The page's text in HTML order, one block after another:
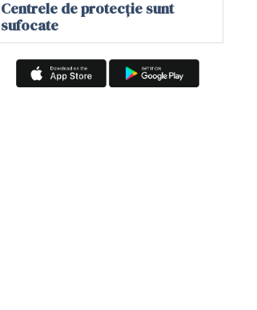
Centrele de protecție sunt
sufocate